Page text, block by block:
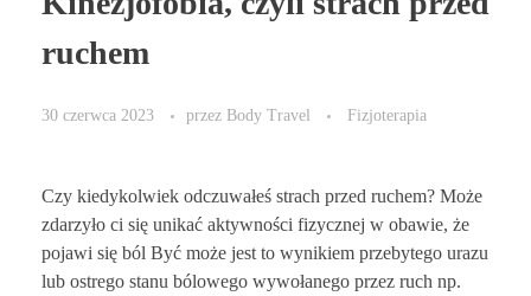
ruchem
30 czerwca 2023 przez Body Travel Fizjoterapia
Czy kiedykolwiek odczuwałeś strach przed ruchem? Może
zdarzyło ci się unikać aktywności fizycznej w obawie, że
pojawi się ból Być może jest to wynikiem przebytego urazu
lub ostrego stanu bólowego wywołanego przez ruch np.